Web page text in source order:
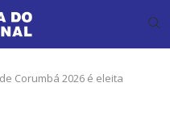
Corumbá 2026 é eleita